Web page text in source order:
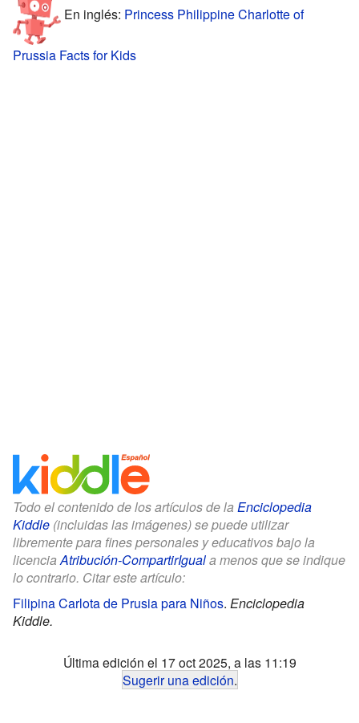
En inglés: Princess Philippine Charlotte of
Prussia Facts for Kids
Todo el contenido de los artículos de la Enciclopedia
Kiddle (incluidas las imágenes) se puede utilizar
libremente para fines personales y educativos bajo la
licenciaAtribución-CompartirIguala menos que se indique
lo contrario. Citar este artículo:
Filipina Carlota de Prusia para Niños. Enciclopedia
Kiddle.
Última edición el 17 oct 2025, a las 11:19
Sugerir una edición.